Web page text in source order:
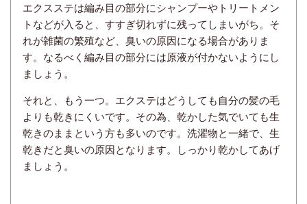
エクスステは編み目の部分にシャンプーやトリートメン
トなどが入ると、すすぎ切れずに残ってしまいがち。そ
れが雑菌の繁殖など、臭いの原因になる場合がありま
す。なるべく編み目の部分には原液が付かないようにし
ましょう。
それと、もう一つ。エクステはどうしても自分の髪の毛
よりも乾きにくいです。その為、乾かした気でいても生
乾きのままという方も多いのです。洗濯物と一緒で、生
乾きだと臭いの原因となります。しっかり乾かしてあげ
ましょう。